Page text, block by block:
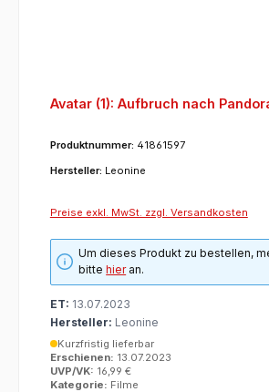
Avatar (1): Aufbruch nach
Produktnummer: 41861597
Hersteller: Leonine
Preise exkl. MwSt. zzgl. Versandkosten
Um dieses Produkt zu bestellen,
bittehieran.
ET: 13.07.2023
Hersteller: Leonine
Kurzfristig lieferbar
Erschienen: 13.07.2023
UVP/VK: 16,99 €
Kategorie: Filme